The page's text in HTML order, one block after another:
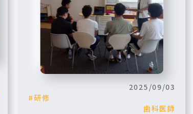
2025/09/03
研修
歯科医師